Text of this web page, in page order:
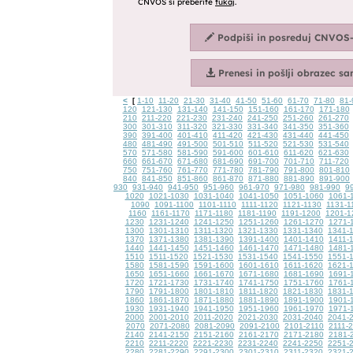
< [ 1-10 11-20 21-30 31-40 41-50 51-60 61-70 71-80
81-
120
121-130 131-140 141-150 151-160 161-170
171-180
210
211-220 221-230 231-240 241-250 251-260
261-270
300
301-310 311-320 321-330 331-340 341-350
351-360
390
391-400 401-410 411-420 421-430 431-440
441-450
480
481-490 491-500 501-510 511-520 521-530
531-540
570
571-580 581-590 591-600 601-610 611-620
621-630
660
661-670 671-680 681-690 691-700 701-710
711-720
750
751-760 761-770 771-780 781-790 791-800
801-810
840
841-850 851-860 861-870 871-880 881-890
891-900
930
931-940 941-950 951-960 961-970 971-980 981-990
1020
1021-1030 1031-1040 1041-1050 1051-1060
1061-
1090
1091-1100 1101-1110 1111-1120 1121-1130
1131-
1160
1161-1170 1171-1180 1181-1190 1191-1200
1201-
1230
1231-1240 1241-1250 1251-1260 1261-1270
1271-
1300
1301-1310 1311-1320 1321-1330 1331-1340
1341-
1370
1371-1380 1381-1390 1391-1400 1401-1410
1411-
1440
1441-1450 1451-1460 1461-1470 1471-1480
1481-
1510
1511-1520 1521-1530 1531-1540 1541-1550
1551-
1580
1581-1590 1591-1600 1601-1610 1611-1620
1621-
1650
1651-1660 1661-1670 1671-1680 1681-1690
1691-
1720
1721-1730 1731-1740 1741-1750 1751-1760
1761-
1790
1791-1800 1801-1810 1811-1820 1821-1830
1831-
1860
1861-1870 1871-1880 1881-1890 1891-1900
1901-
1930
1931-1940 1941-1950 1951-1960 1961-1970
1971-
2000
2001-2010 2011-2020 2021-2030 2031-2040
2041-
2070
2071-2080 2081-2090 2091-2100 2101-2110
2111-
2140
2141-2150 2151-2160 2161-2170 2171-2180
2181-
2210
2211-2220 2221-2230 2231-2240 2241-2250
2251-